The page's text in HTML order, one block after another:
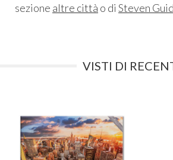
sezione altre città o di Steven
VISTI DI